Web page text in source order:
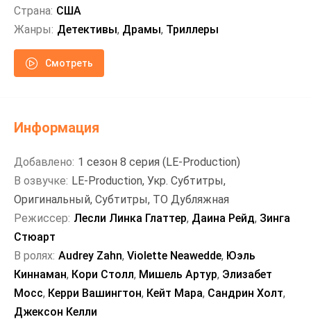
Страна: США
Жанры: Детективы, Драмы, Триллеры
Смотреть
Информация
Добавлено: 1 сезон 8 серия (LE-Production)
В озвучке: LE-Production, Укр. Субтитры,
Оригинальный, Субтитры, ТО Дубляжная
Режиссер: Лесли Линка Глаттер, Даина Рейд, Зинга
Стюарт
В ролях: Audrey Zahn, Violette Neawedde, Юэль
Киннаман, Кори Столл, Мишель Артур, Элизабет
Мосс, Керри Вашингтон, Кейт Мара, Сандрин Холт,
Джексон Келли